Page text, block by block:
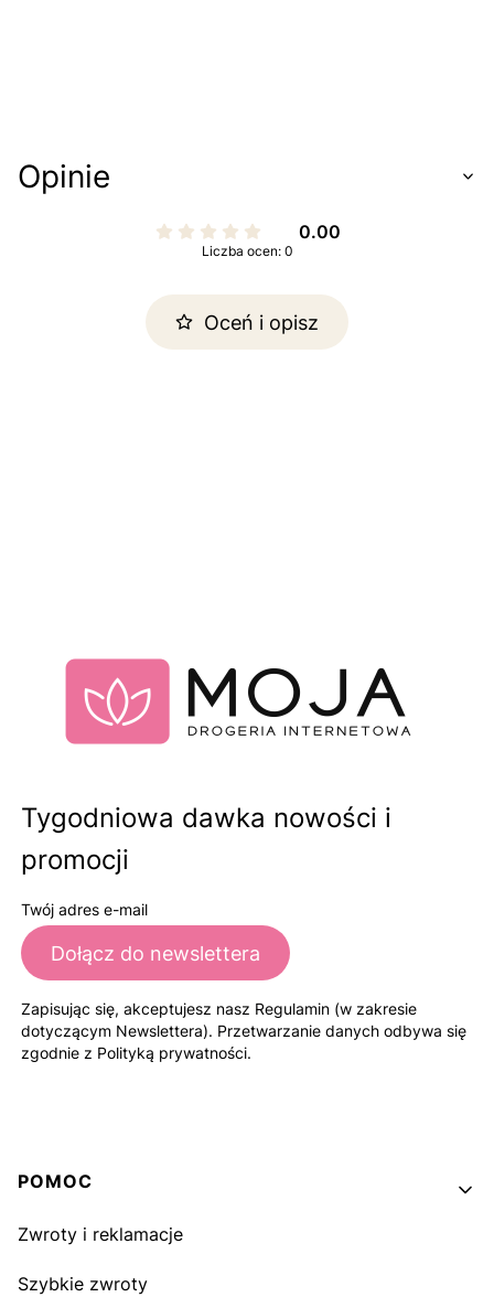
Opinie
0.00
Liczba ocen: 0
Oceń i opisz
Tygodniowa dawka nowości i
promocji
Twój adres e-mail
Dołącz do newslettera
Zapisując się, akceptujesz nasz Regulamin (w zakresie
dotyczącym Newslettera). Przetwarzanie danych odbywa się
zgodnie z Polityką prywatności.
Linki w stopce
POMOC
Zwroty i reklamacje
Szybkie zwroty